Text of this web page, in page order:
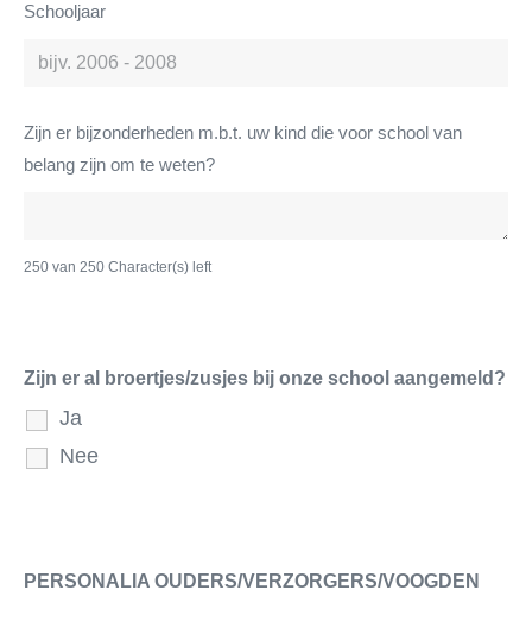
Schooljaar
Zijn er bijzonderheden m.b.t. uw kind die voor school van
belang zijn om te weten?
250 van 250 Character(s) left
Zijn er al broertjes/zusjes bij onze school aangemeld?
Ja
Nee
PERSONALIA OUDERS/VERZORGERS/VOOGDEN